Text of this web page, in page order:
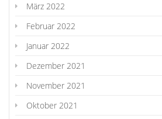
März 2022
Februar 2022
Januar 2022
Dezember 2021
November 2021
Oktober 2021